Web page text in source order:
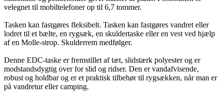
velegnet til mobiltelefoner op til 6,7 tommer.
Tasken kan fastgøres fleksibelt. Tasken kan fastgøres vandret eller
lodret til et bælte, en rygsæk, en skuldertaske eller en vest ved hjælp
af en Molle-strop. Skulderrem medfølger.
Denne EDC-taske er fremstillet af tæt, slidstærk polyester og er
modstandsdygtig over for slid og ridser. Den er vandafvisende,
robust og holdbar og er et praktisk tilbehør til rygsækken, når man er
på vandretur eller camping.